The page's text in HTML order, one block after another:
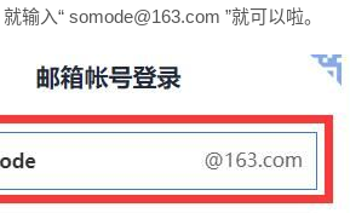
输入“ somode@163.com ”就可以啦。